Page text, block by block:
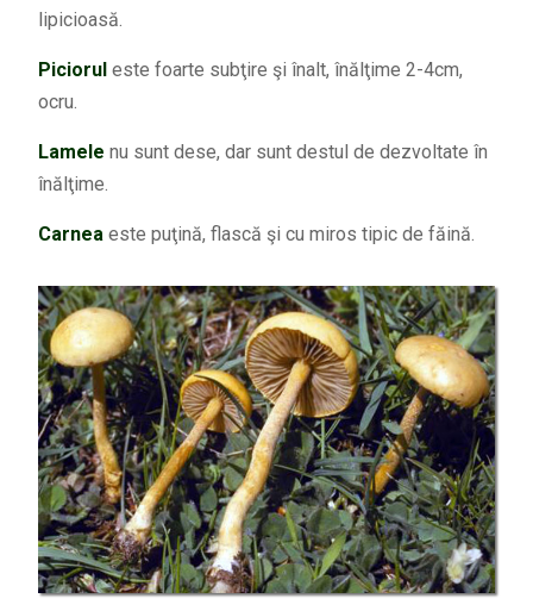
lipicioasă.
Piciorul este foarte subţire şi înalt, înălţime 2-4cm,
ocru.
Lamele nu sunt dese, dar sunt destul de dezvoltate în
înălţime.
Carnea este puţină, flască şi cu miros tipic de făină.